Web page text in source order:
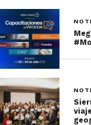
imperdibles
Venta, que fue
con el propósito
prehispánico.
No olvides
recibir las
agente de viajes